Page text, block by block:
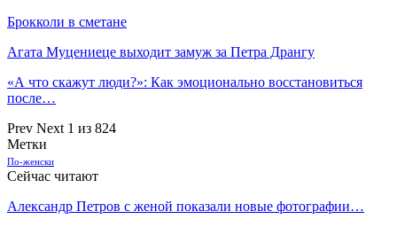
Брокколи в сметане
Агата Муцениеце выходит замуж за Петра Дрангу
«А что скажут люди?»: Как эмоционально восстановиться
после…
Prev Next 1 из 824
Метки
По-женски
Сейчас читают
Александр Петров с женой показали новые фотографии…